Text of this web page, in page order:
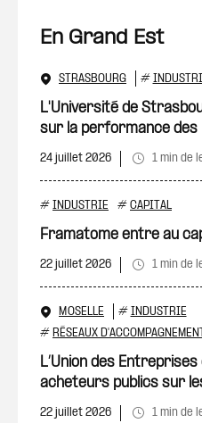
En Grand Est
STRASBOURG #
L'Université de
sur la performance des
24 juillet 2026 1 min de
# INDUSTRIE # CAPITAL
Framatome entre au
22 juillet 2026 1 min de
MOSELLE # INDUSTRIE
# RÉSEAUX D'ACCOMPAGNEMENT
L’Union des
acheteurs publics sur
22 juillet 2026 1 min de